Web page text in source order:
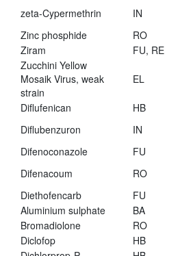
zeta-Cypermethrin IN
Zinc phosphide
RO
Ziram
FU, RE
Zucchini Yellow
Mosaik Virus, weak
strain
EL
Diflufenican HB
Diflubenzuron
IN
Difenoconazole
FU
Difenacoum
RO
Diethofencarb
FU
Aluminium sulphate
BA
Bromadiolone
RO
Diclofop
HB